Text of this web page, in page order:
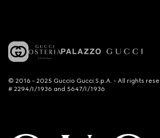
© 2016 - 2025 Guccio Gucci S.p.A. - All rights
# 2294/I/1936 and 5647/I/1936